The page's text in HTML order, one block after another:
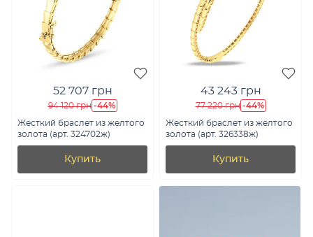
52 707 грн
94 120 грн -44%
Жесткий браслет из желтого
золота (арт. 324702ж)
Купить
43 243 грн
77 220 грн -44%
Жесткий браслет из желтого
золота (арт. 326338ж)
Купить